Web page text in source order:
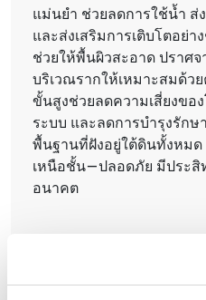
แม่นยำ ช่วยลดการใช้น้ำ ส่
และส่งเสริมการเติบโตอย่
ช่วยให้พื้นผิวสะอาด ปราศ
บริเวณรากให้เหมาะสมด้ว
ขั้นสูงช่วยลดความเสี่ยงขอ
ระบบ และลดการบำรุงรักษ
พื้นฐานที่ฝังอยู่ใต้ดินทั้งหม
เหนือชั้น—ปลอดภัย มีประสิ
อนาคต